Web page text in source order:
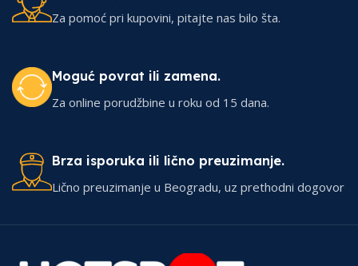
Za pomoć pri kupovini, pitajte nas bilo šta.
Moguć povrat ili zamena.
Za online porudžbine u roku od 15 dana.
Brza isporuka ili lično preuzimanje.
Lično preuzimanje u Beogradu, uz prethodni dogovor